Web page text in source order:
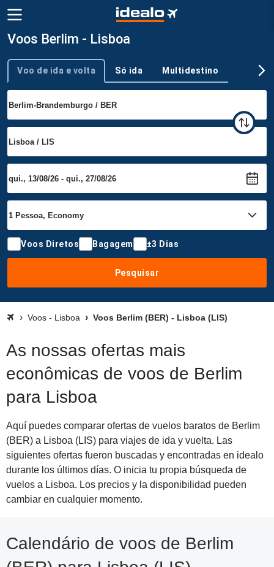
Voos Berlim - Lisboa
Tipo de viagem
Voo de ida e volta Só ida Multidestino
Voos Diretos Bagagem ±3 Dias
Pesquisar
Voos - Lisboa Voos Berlim (BER) - Lisboa (LIS)
As nossas ofertas mais
econômicas de voos de Berlim
para Lisboa
Aquí puedes comparar ofertas de vuelos baratos de Berlim
(BER) a Lisboa (LIS) para viajes de ida y vuelta. Las
siguientes ofertas fueron buscadas y encontradas en idealo
durante los últimos días. O inicia tu propia búsqueda de
vuelos a Lisboa. Los precios y la disponibilidad pueden
cambiar en cualquier momento.
Calendário de voos de Berlim